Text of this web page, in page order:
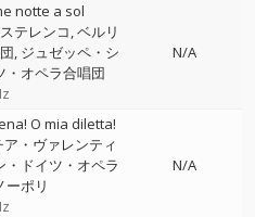
notte a sol
テレンコ ベルリ
ジュゼッペ・シ
・オペラ合唱団
N/A
O mia diletta!
ア・ヴァレンティ
・ドイツ・オペラ
ーポリ
N/A